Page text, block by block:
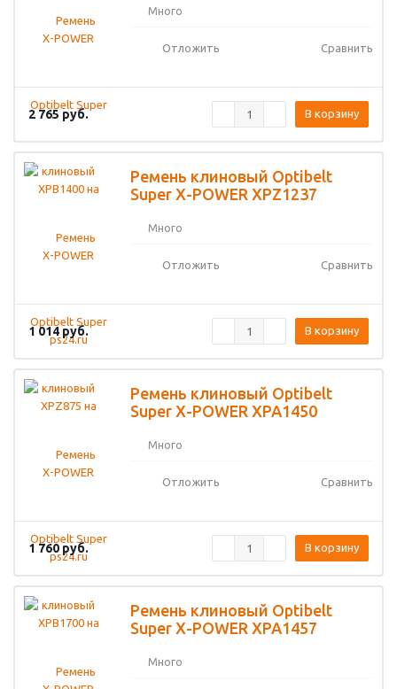
Много
Отложить Сравнить
2 765 руб. В корзину
Ремень клиновый Optibelt
Super X-POWER XPZ1237
Много
Отложить Сравнить
1 014 руб. В корзину
Ремень клиновый Optibelt
Super X-POWER XPA1450
Много
Отложить Сравнить
1 760 руб. В корзину
Ремень клиновый Optibelt
Super X-POWER XPA1457
Много